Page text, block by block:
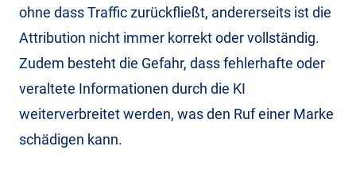
ohne dass Traffic zurückfließt, andererseits ist die
Attribution nicht immer korrekt oder vollständig.
Zudem besteht die Gefahr, dass fehlerhafte oder
veraltete Informationen durch die KI
weiterverbreitet werden, was den Ruf einer Marke
schädigen kann.